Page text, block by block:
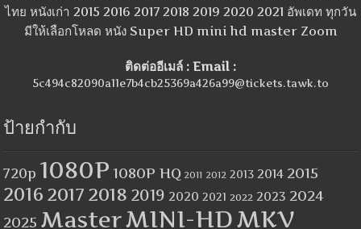
ไทย หนังเก่า 2015 2016 2017 2018 2019 2020 2021 อัพเดท ทุกวัน
มีให้เลือกโหลด หนัง Super HD mini hd master Zoom
ติดต่ออีเมล์ : Email :
5c494c82090a11e7b4cb25369a426a99@tickets.tawk.to
ป้ายกำกับ
720p 1080P 1080P HQ 2011 2012 2013 2014 2015
2016 2017 2018 2019 2020 2021 2022 2023 2024
2025 MasterMINI-HDMKV